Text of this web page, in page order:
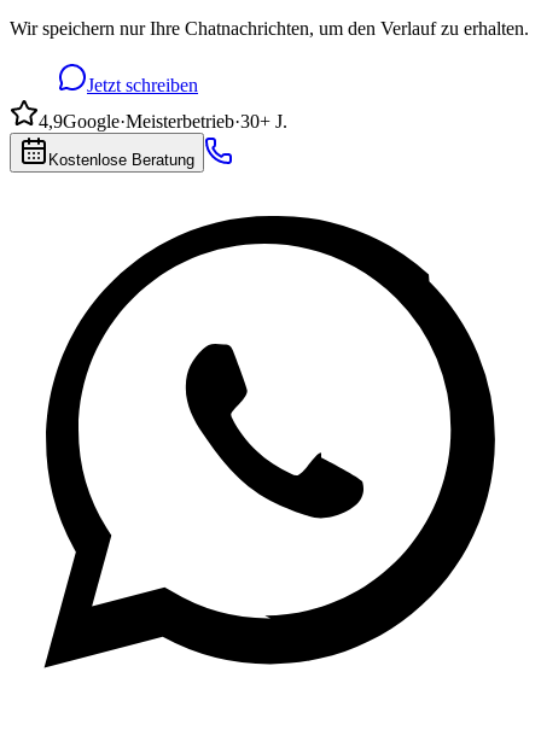
Wir speichern nur Ihre Chatnachrichten, um den Verlauf zu erhalten.
Jetzt schreiben
4,9Google·Meisterbetrieb·30+ J.
Kostenlose Beratung